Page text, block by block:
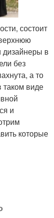
состоит
в
без
а то
таком виде
и
которые